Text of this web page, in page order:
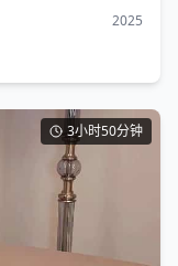
2025
3小时50分钟